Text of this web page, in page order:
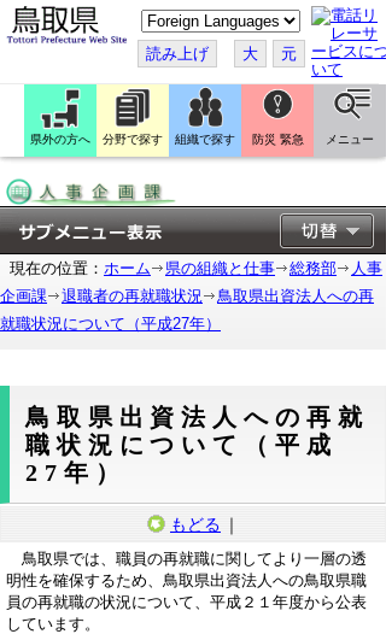
こ
の
ペ
ー
ジ
翻
訳
す
読み上げ 大 元
県外の方へ 分野で探す 組織で探す 防災 緊急 メニュー
現在の位置： ホーム 県の組織と仕事 総務部
人事
企画課
退職者の再就職状況
鳥取県出資法人への再
就職状況について（平成27年）
鳥取県出資法人への再就
職状況について（平成
27年）
もどる ｜
鳥取県では、職員の再就職に関してより一層の透
明性を確保するため、鳥取県出資法人への鳥取県職
員の再就職の状況について、平成２１年度から公表
しています。